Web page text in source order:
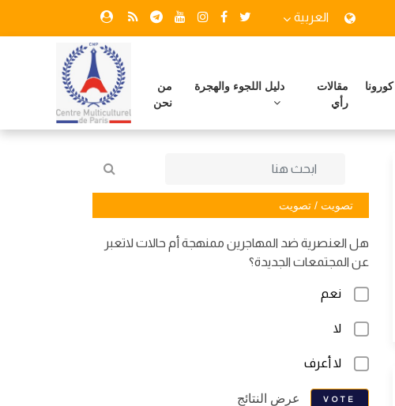
العربية
كورونا
مقالات
رأي
دليل اللجوء والهجرة
من
نحن
تصويت / تصويت
هل العنصرية ضد المهاجرين ممنهجة أم حالات لاتعبر
عن المجتمعات الجديدة؟
نعم
لا
لا أعرف
VOTE عرض النتائج